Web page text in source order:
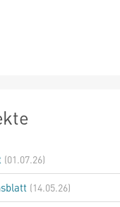
(01.07.26)
(14.05.26)